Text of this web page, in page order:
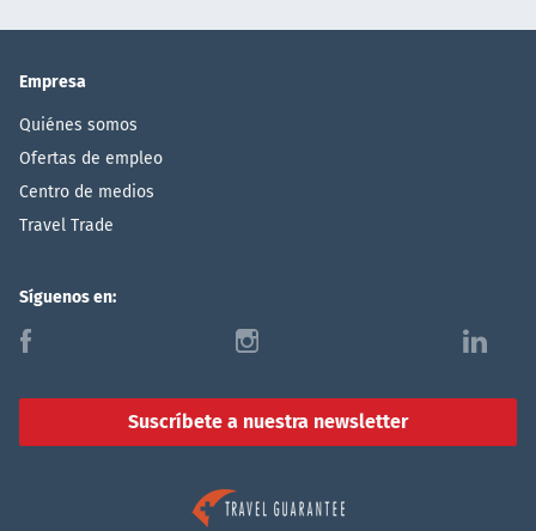
Empresa
Quiénes somos
Ofertas de empleo
Centro de medios
Travel Trade
Síguenos en:
f i l
Suscríbete a nuestra newsletter